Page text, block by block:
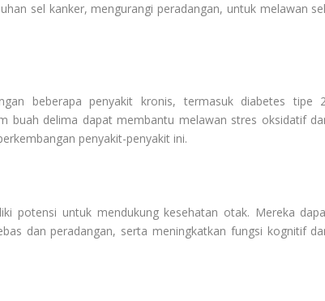
sel kanker, mengurangi peradangan, untuk melawan
beberapa penyakit kronis, termasuk diabetes tipe
buah delima dapat membantu melawan stres oksidatif
penyakit-penyakit ini.
potensi untuk mendukung kesehatan otak. Mereka
dan peradangan, serta meningkatkan fungsi kognitif